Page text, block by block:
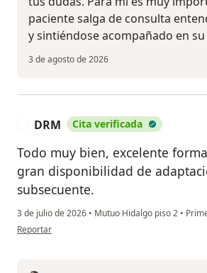
paciente salga de consulta
y sintiéndose acompañado en
3 de agosto de 2026
DRM Cita verificada
Todo muy bien, excelente
gran disponibilidad de
subsecuente.
3 de julio de 2026 • Mutuo Hidalgo piso 2 •
en opinión del usuario DRM
Reportar